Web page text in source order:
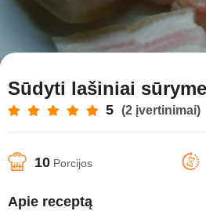
Sūdyti lašiniai sūryme
5 (2 įvertinimai)
10 Porcijos
Apie receptą